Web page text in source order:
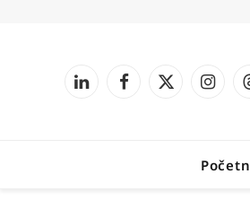
LinkedInFacebook
X